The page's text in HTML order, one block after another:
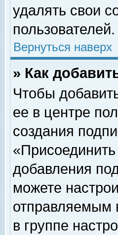
удалять свои
пользователей.
Вернуться наверх
» Как
Чтобы
ее в центре
создания
добавления
можете
отправляемым
в группе